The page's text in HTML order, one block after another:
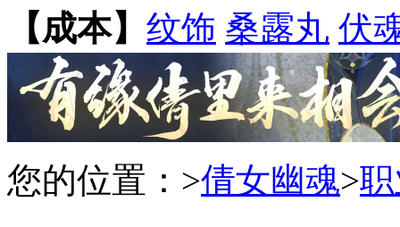
【成本】 纹饰 桑露丸 伏
您的位置： >倩女幽魂>